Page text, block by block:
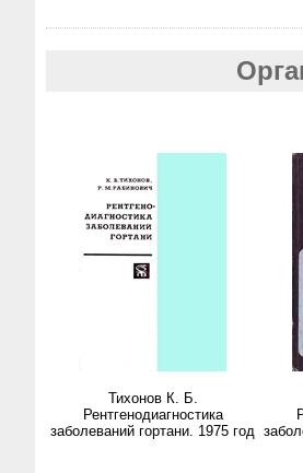
Тихонов К. Б.
Рентгенодиагностика
заболеваний гортани. 1975 год